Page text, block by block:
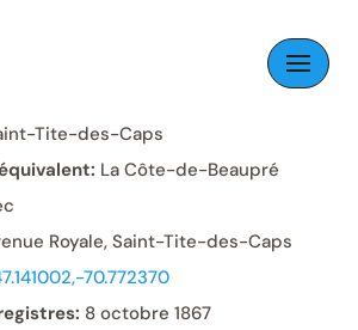
Tite-des-Caps
La Côte-de-Beaupré
Royale, Saint-Tite-des-Caps
70.772370
8 octobre 1867